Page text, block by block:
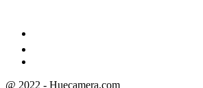
@ 2022 - Huecamera.com